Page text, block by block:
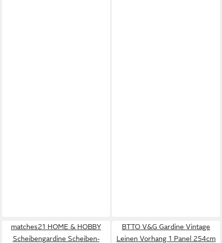
matches21 HOME & HOBBY
Scheibengardine Scheiben-
BTTO V&G Gardine Vintage
Leinen Vorhang 1 Panel 254cm